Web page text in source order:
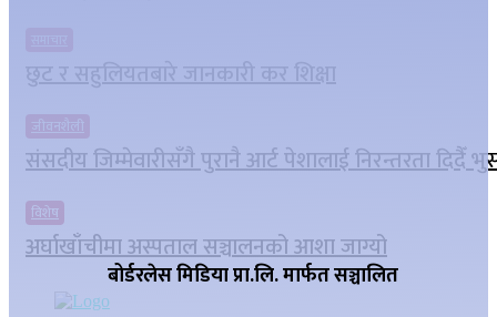
छुट र सहुलियतबारे जानकारी कर शिक्षा
जीवनशैली
संसदीय जिम्मेवारीसँगै पुरानै आर्ट पेशालाई निरन्तरता दिदैँ
विशेष
अर्घाखाँचीमा अस्पताल सञ्चालनको आशा जाग्यो
बोर्डरलेस मिडिया प्रा.लि. मार्फत सञ्चालित